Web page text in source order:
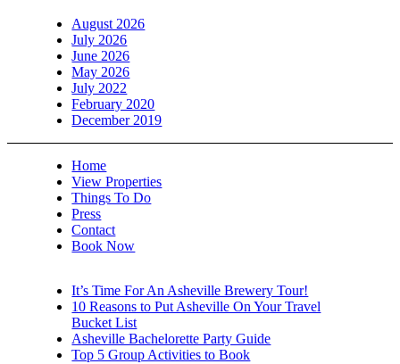
August 2026
July 2026
June 2026
May 2026
July 2022
February 2020
December 2019
Home
View Properties
Things To Do
Press
Contact
Book Now
It’s Time For An Asheville Brewery Tour!
10 Reasons to Put Asheville On Your Travel
Bucket List
Asheville Bachelorette Party Guide
Top 5 Group Activities to Book